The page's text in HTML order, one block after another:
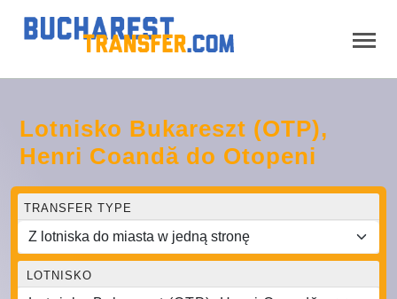
Lotnisko Bukareszt (OTP),
Henri Coandă do Otopeni
TRANSFER TYPE
LOTNISKO